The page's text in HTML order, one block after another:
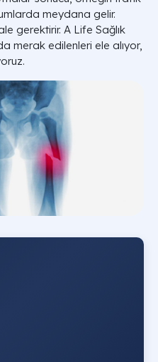
meydana gelir.
gerektirir. A Life Sağlık
merak edilenleri ele alıyor,